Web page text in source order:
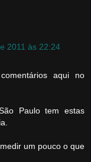
2011 às 22:24
aqui no
Paulo tem estas
um pouco o que